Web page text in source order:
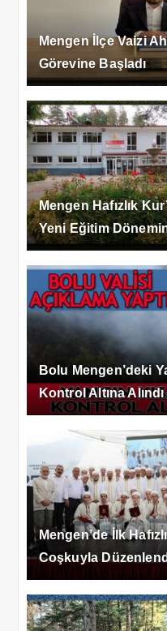
Mengen İlçe Vaizi
Görevine Başladı
Mengen Hafızlık
Yeni Eğitim
Bolu Mengen’deki
Kontrol Altına Alındı
Mengen’de İlk
Coşkuyla